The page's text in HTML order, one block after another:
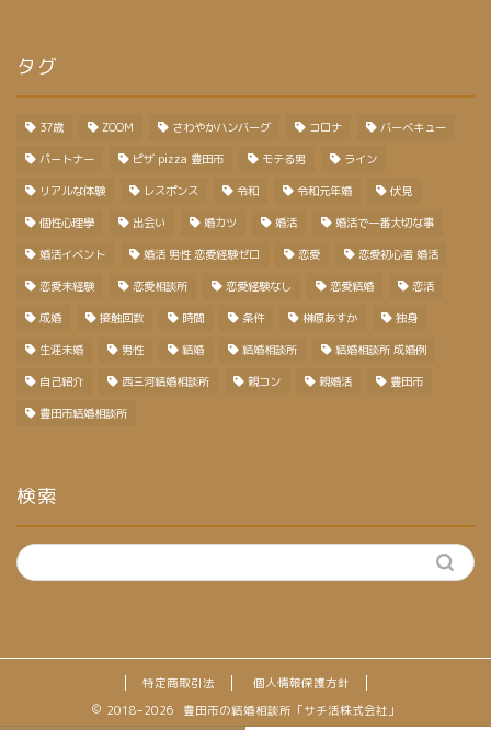
タグ
37歳 ZOOM さわやかハンバーグ コロナ バーベキュー
パートナー ピザ pizza 豊田市 モテる男 ライン
リアルな体験 レスポンス 令和 令和元年婚 伏見
個性心理學 出会い 婚カツ 婚活 婚活で一番大切な事
婚活イベント 婚活 男性 恋愛経験ゼロ 恋愛 恋愛初心者 婚活
恋愛未経験 恋愛相談所 恋愛経験なし 恋愛結婚 恋活
成婚 接触回数 時間 条件 榊原あすか 独身
生涯未婚 男性 結婚 結婚相談所 結婚相談所 成婚例
自己紹介 西三河結婚相談所 親コン 親婚活 豊田市
豊田市結婚相談所
検索
特定商取引法
個人情報保護方針
2018–2026 豊田市の結婚相談所「サチ活株式会社」